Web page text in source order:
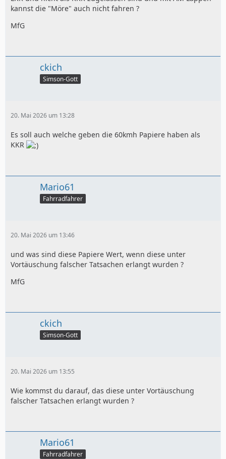
kannst die "Möre" auch nicht fahren ?
MfG
ckich
Simson-Gott
20. Mai 2026 um 13:28
Es soll auch welche geben die 60kmh Papiere haben als
KKR
Mario61
Fahrradfahrer
20. Mai 2026 um 13:46
und was sind diese Papiere Wert, wenn diese unter
Vortäuschung falscher Tatsachen erlangt wurden ?
MfG
ckich
Simson-Gott
20. Mai 2026 um 13:55
Wie kommst du darauf, das diese unter Vortäuschung
falscher Tatsachen erlangt wurden ?
Mario61
Fahrradfahrer